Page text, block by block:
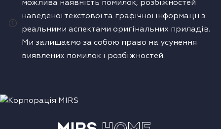
можлива наявність помилок, розбіжностей
наведеної текстової та графічної інформації з
реальними аспектами оригінальних приладів.
Ми залишаємо за собою право на усунення
виявлених помилок і розбіжностей.